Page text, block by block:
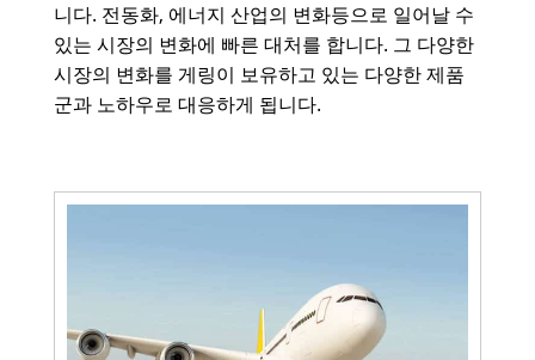
니다. 전동화, 에너지 산업의 변화등으로 일어날 수
있는 시장의 변화에 빠른 대처를 합니다. 그 다양한
시장의 변화를 게링이 보유하고 있는 다양한 제품
군과 노하우로 대응하게 됩니다.